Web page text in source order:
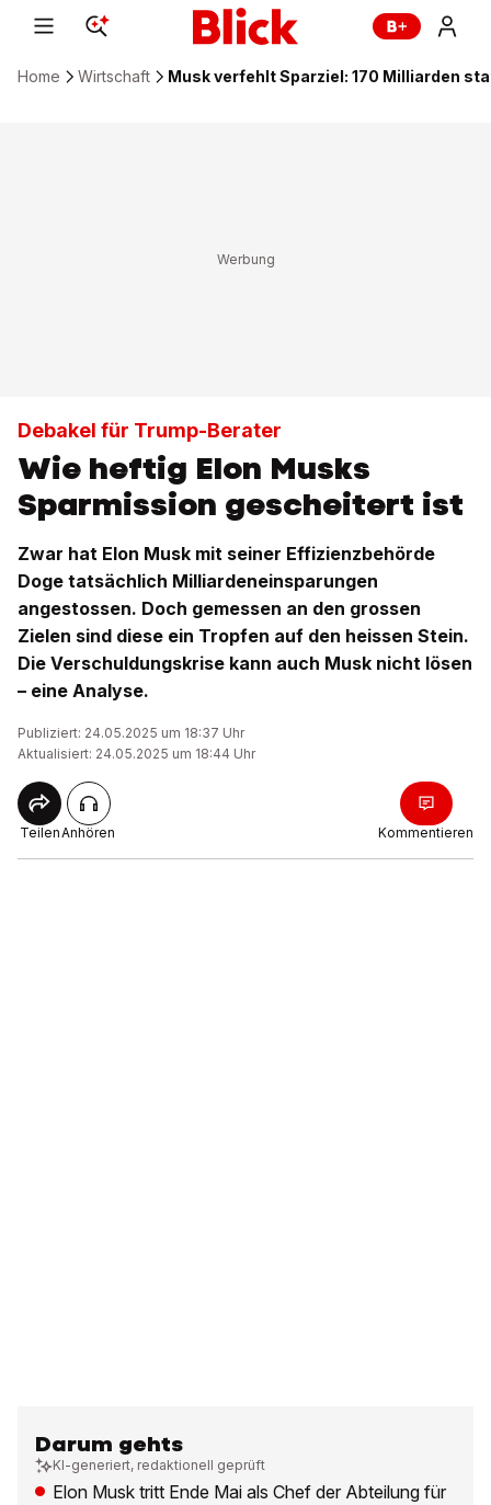
Home Wirtschaft Musk verfehlt Sparziel: 170 Milliarden
Debakel für Trump-Berater
Wie heftig Elon Musks
Sparmission gescheitert ist
Zwar hat Elon Musk mit seiner Effizienzbehörde
Doge tatsächlich Milliardeneinsparungen
angestossen. Doch gemessen an den grossen
Zielen sind diese ein Tropfen auf den heissen Stein.
Die Verschuldungskrise kann auch Musk nicht lösen
– eine Analyse.
Publiziert: 24.05.2025 um 18:37 Uhr
Aktualisiert: 24.05.2025 um 18:44 Uhr
TeilenAnhören Kommentieren
Darum gehts
KI-generiert, redaktionell geprüft
Elon Musk tritt Ende Mai als Chef der Abteilung für